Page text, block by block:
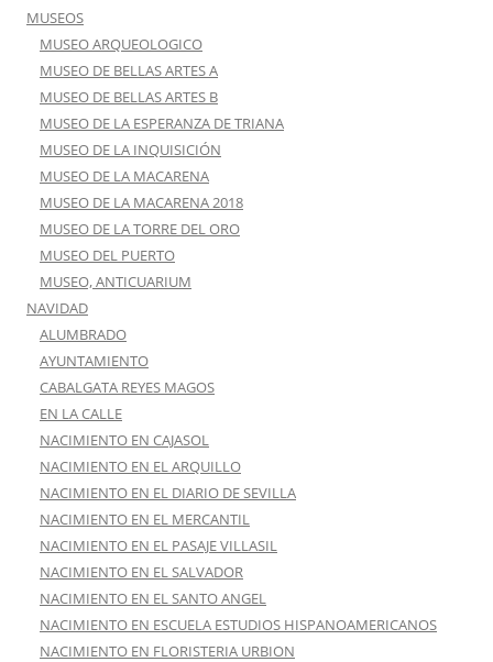
MUSEOS
MUSEO ARQUEOLOGICO
MUSEO DE BELLAS ARTES A
MUSEO DE BELLAS ARTES B
MUSEO DE LA ESPERANZA DE TRIANA
MUSEO DE LA INQUISICIÓN
MUSEO DE LA MACARENA
MUSEO DE LA MACARENA 2018
MUSEO DE LA TORRE DEL ORO
MUSEO DEL PUERTO
MUSEO, ANTICUARIUM
NAVIDAD
ALUMBRADO
AYUNTAMIENTO
CABALGATA REYES MAGOS
EN LA CALLE
NACIMIENTO EN CAJASOL
NACIMIENTO EN EL ARQUILLO
NACIMIENTO EN EL DIARIO DE SEVILLA
NACIMIENTO EN EL MERCANTIL
NACIMIENTO EN EL PASAJE VILLASIL
NACIMIENTO EN EL SALVADOR
NACIMIENTO EN EL SANTO ANGEL
NACIMIENTO EN ESCUELA ESTUDIOS HISPANOAMERICANOS
NACIMIENTO EN FLORISTERIA URBION